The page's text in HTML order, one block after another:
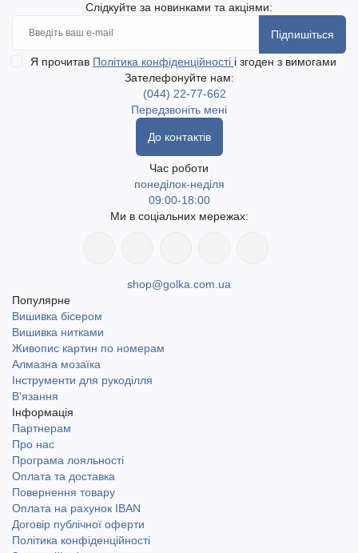
Слідкуйте за новинками та акціями:
Підпишіться
Я прочитав Політика конфіденційності і згоден з вимогами
Зателефонуйте нам:
(044) 22-77-662
Передзвоніть мені
До контактів
Час роботи
понеділок-неділя
09:00-18:00
Ми в соціальних мережах:
shop@golka.com.ua
Популярне
Вишивка бісером
Вишивка нитками
Живопис картин по номерам
Алмазна мозаїка
Інструменти для рукоділля
В'язання
Інформація
Партнерам
Про нас
Програма лояльності
Оплата та доставка
Повернення товару
Оплата на рахунок IBAN
Договір публічної оферти
Політика конфіденційності